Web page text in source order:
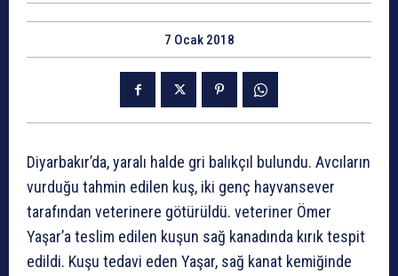
7 Ocak 2018
Diyarbakır’da, yaralı halde gri balıkçıl bulundu. Avcıların
vurduğu tahmin edilen kuş, iki genç hayvansever
tarafından veterinere götürüldü. veteriner Ömer
Yaşar’a teslim edilen kuşun sağ kanadında kırık tespit
edildi. Kuşu tedavi eden Yaşar, sağ kanat kemiğinde